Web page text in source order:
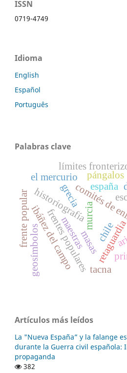
ISSN
0719-4749
Idioma
English
Español
Português
Palabras clave
frentes populares
comités de
murcia
historiografía españa
chile
ibáñez del campo
pángalos
grecia
frente popular masas
el mercurio
límites
geosímbolos maestras
tacna
Artículos más leídos
La "Nueva España” y la falange
durante la Guerra civil española:
propaganda
382